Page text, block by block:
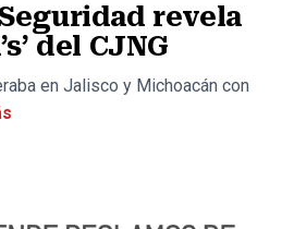
revela
del CJNG
en Jalisco y Michoacán con